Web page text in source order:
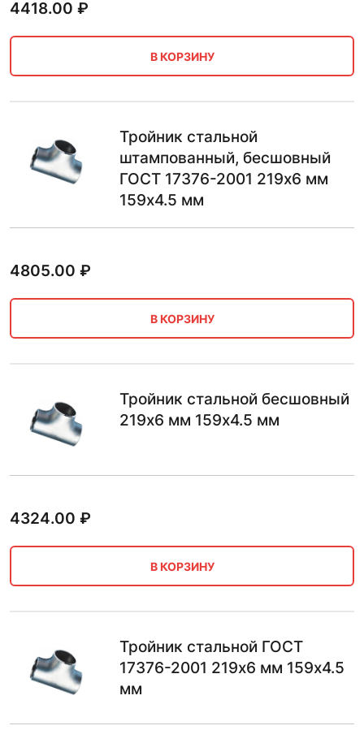
4418.00 ₽
В КОРЗИНУ
Тройник стальной
штампованный, бесшовный
ГОСТ 17376-2001 219х6 мм
159х4.5 мм
4805.00 ₽
В КОРЗИНУ
Тройник стальной бесшовный
219х6 мм 159х4.5 мм
4324.00 ₽
В КОРЗИНУ
Тройник стальной ГОСТ
17376-2001 219х6 мм 159х4.5
мм